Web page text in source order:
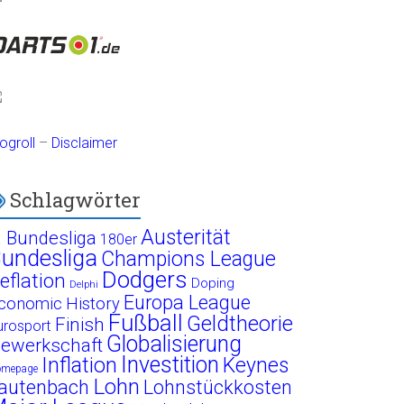
– Disclaimer
Schlagwörter
Bundesliga 180er Austerität
Champions League
Delphi Dodgers Doping
History Europa League
Finish Fußball Geldtheorie
Globalisierung
Inflation Investition Keynes
Lohn Lohnstückkosten